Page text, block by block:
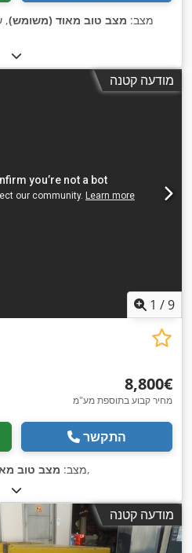
מצב: מצב טוב מאוד (משומש),
מודעה קטנה
1 /9
‏8,800 ‏€
מחיר קבוע בתוספת מע"מ
התקשר
מצב: מצב טוב ,
מודעה קטנה